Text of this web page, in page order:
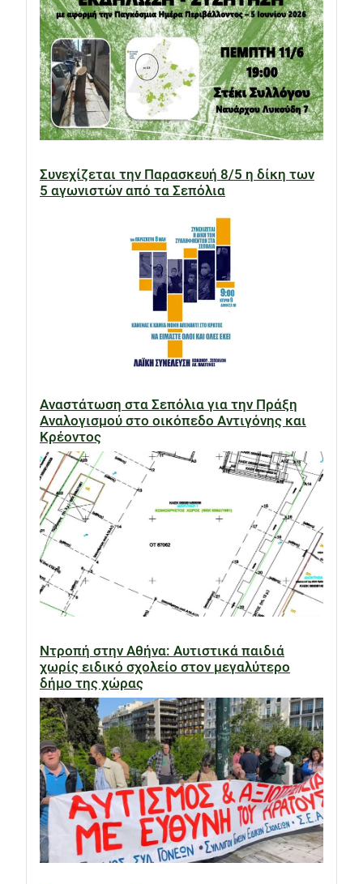
Συνεχίζεται την Παρασκευή 8/5 η δίκη των
5 αγωνιστών από τα Σεπόλια
Αναστάτωση στα Σεπόλια για την Πράξη
Αναλογισμού στο οικόπεδο Αντιγόνης και
Κρέοντος
Ντροπή στην Αθήνα: Αυτιστικά παιδιά
χωρίς ειδικό σχολείο στον μεγαλύτερο
δήμο της χώρας